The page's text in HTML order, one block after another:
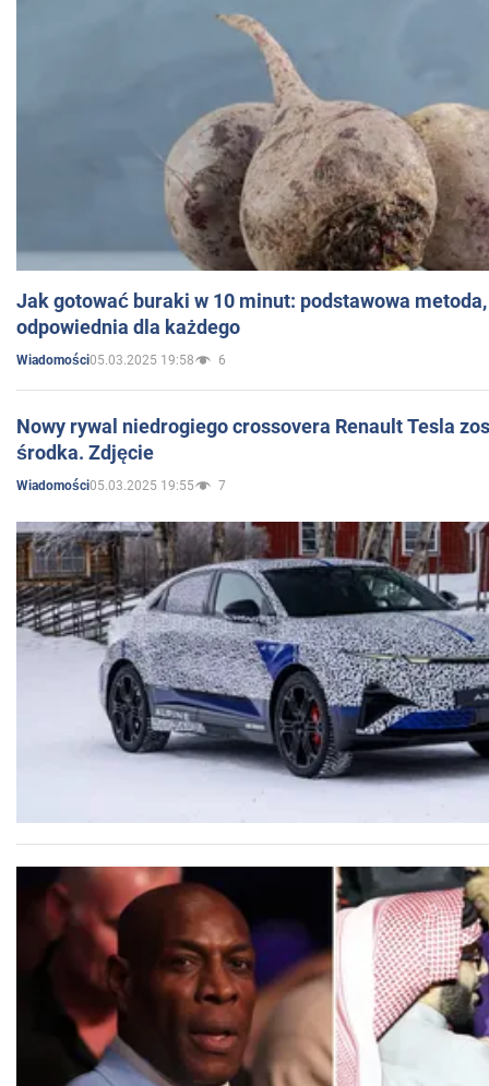
Jak gotować buraki w 10 minut: podstawowa
odpowiednia dla każdego
Wiadomości05.03.2025 19:58 6
Nowy rywal niedrogiego crossovera Renault Tesla
środka. Zdjęcie
Wiadomości05.03.2025 19:55 7